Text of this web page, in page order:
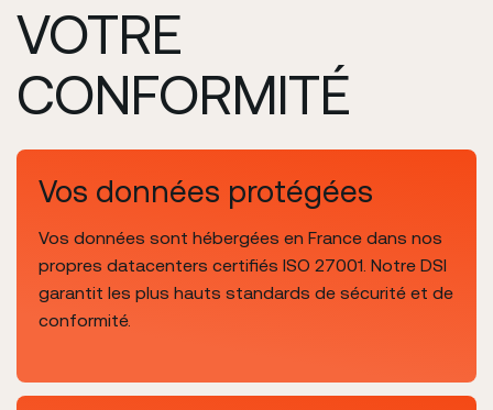
VOTRE
CONFORMITÉ
Vos données protégées
Vos données sont hébergées en France dans nos
propres datacenters certifiés ISO 27001. Notre DSI
garantit les plus hauts standards de sécurité et de
conformité.